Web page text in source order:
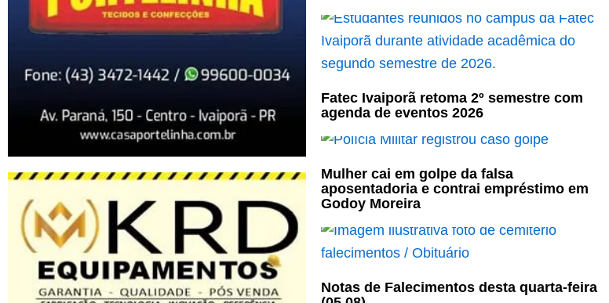
Fatec Ivaiporã retoma 2º semestre com
agenda de eventos 2026
Mulher cai em golpe da falsa
aposentadoria e contrai empréstimo em
Godoy Moreira
Notas de Falecimentos desta quarta-feira